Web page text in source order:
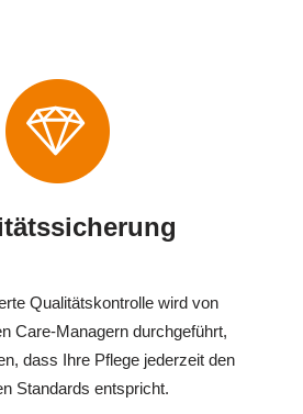
Qualitätskontrolle wird von
Care-Managern durchgeführt,
dass Ihre Pflege jederzeit den
Standards entspricht.